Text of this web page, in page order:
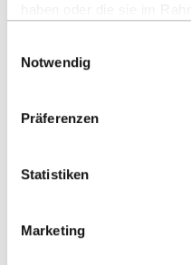
Alles zum Thema
Datenverarbeitung
Notwendig
Präferenzen
Statistiken
Marketing